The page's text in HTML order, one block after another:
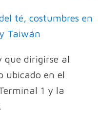
té, costumbres en
Taiwán
que dirigirse al
ubicado en el
1 y la